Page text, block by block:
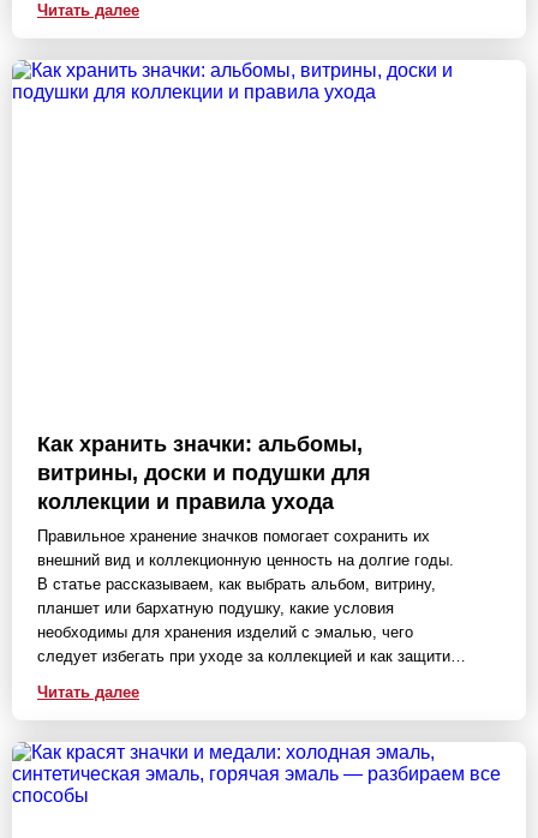
отличия в вашей компании.
Читать далее
Как хранить значки: альбомы,
витрины, доски и подушки для
коллекции и правила ухода
Правильное хранение значков помогает сохранить их
внешний вид и коллекционную ценность на долгие годы.
В статье рассказываем, как выбрать альбом, витрину,
планшет или бархатную подушку, какие условия
необходимы для хранения изделий с эмалью, чего
следует избегать при уходе за коллекцией и как защитить
пыли и механических повреждений.
Читать далее